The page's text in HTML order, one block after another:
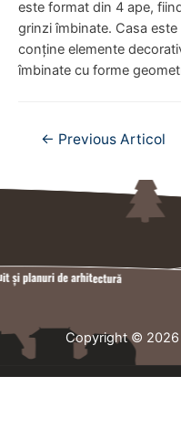
este format din 4 ape,
grinzi îmbinate. Casa
conține elemente
îmbinate cu forme
Navigare
articole
← Previous Articol
Copyright © 2026